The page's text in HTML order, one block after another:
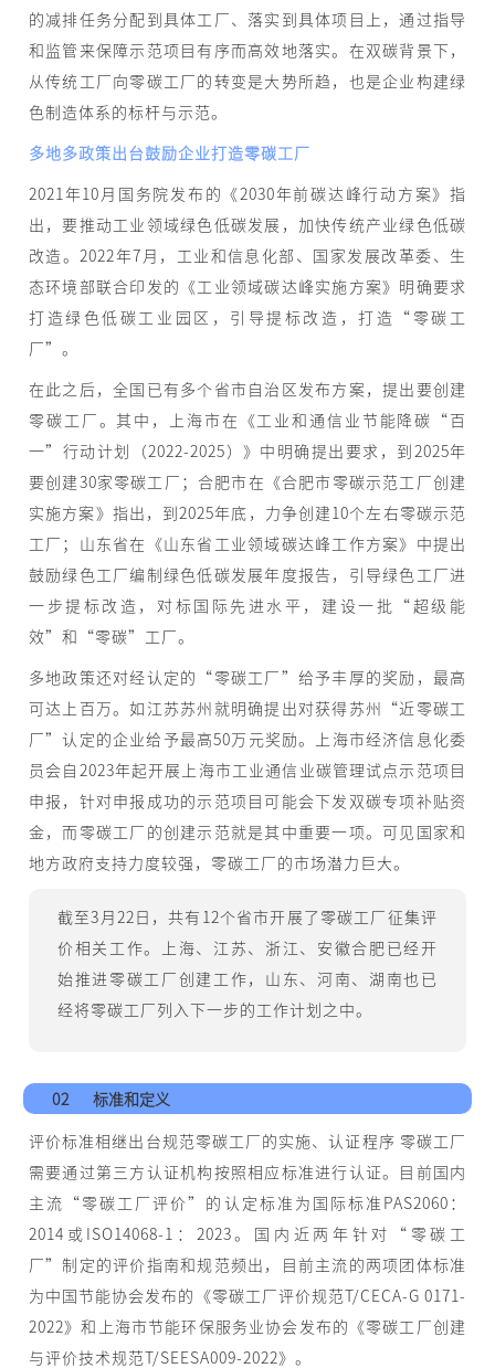
的减排任务分配到具体工厂、落实到具体项目上，通过指导
和监管来保障示范项目有序而高效地落实。在双碳背景下，
从传统工厂向零碳工厂的转变是大势所趋，也是企业构建绿
色制造体系的标杆与示范。
多地多政策出台鼓励企业打造零碳工厂
2021年10月国务院发布的《2030年前碳达峰行动方案》指
出，要推动工业领域绿色低碳发展，加快传统产业绿色低碳
改造。2022年7月，工业和信息化部、国家发展改革委、生
态环境部联合印发的《工业领域碳达峰实施方案》明确要求
打造绿色低碳工业园区，引导提标改造，打造“零碳工
厂”。
在此之后，全国已有多个省市自治区发布方案，提出要创建
零碳工厂。其中，上海市在《工业和通信业节能降碳“百
一”行动计划（2022-2025）》中明确提出要求，到2025年
要创建30家零碳工厂；合肥市在《合肥市零碳示范工厂创建
实施方案》指出，到2025年底，力争创建10个左右零碳示范
工厂；山东省在《山东省工业领域碳达峰工作方案》中提出
鼓励绿色工厂编制绿色低碳发展年度报告，引导绿色工厂进
一步提标改造，对标国际先进水平，建设一批“超级能
效”和“零碳”工厂。
多地政策还对经认定的“零碳工厂”给予丰厚的奖励，最高
可达上百万。如江苏苏州就明确提出对获得苏州“近零碳工
厂”认定的企业给予最高50万元奖励。上海市经济信息化委
员会自2023年起开展上海市工业通信业碳管理试点示范项目
申报，针对申报成功的示范项目可能会下发双碳专项补贴资
金，而零碳工厂的创建示范就是其中重要一项。可见国家和
地方政府支持力度较强，零碳工厂的市场潜力巨大。
截至3月22日，共有12个省市开展了零碳工厂征集评
价相关工作。上海、江苏、浙江、安徽合肥已经开
始推进零碳工厂创建工作，山东、河南、湖南也已
经将零碳工厂列入下一步的工作计划之中。
02
标准和定义
评价标准相继出台规范零碳工厂的实施、认证程序 零碳工厂
需要通过第三方认证机构按照相应标准进行认证。目前国内
主流“零碳工厂评价”的认定标准为国际标准PAS2060：
2014或ISO14068-1：2023。国内近两年针对“零碳工
厂”制定的评价指南和规范频出，目前主流的两项团体标准
为中国节能协会发布的《零碳工厂评价规范T/CECA-G 0171-
2022》和上海市节能环保服务业协会发布的《零碳工厂创建
与评价技术规范T/SEESA009-2022》。